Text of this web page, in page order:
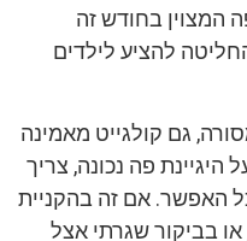
המצוין בחודש זה
להציע לילדים
גם קולגייט מאמינה
היגיינת פה נכונה, צריך
האפשר. אם זה בהקניית
או בביקור שגרתי אצל